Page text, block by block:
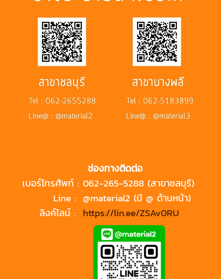
ช่องทางติดต่อ
เบอร์โทรศัพท์ : 062-265-5288 (สาขาชลบุรี)
Line : @material2 (มี @ ด้านหน้า)
ลิงค์ไลน์ : https://lin.ee/ZSAv0RU